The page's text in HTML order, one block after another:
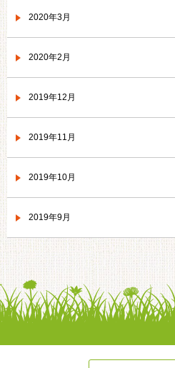
2020年3月
2020年2月
2019年12月
2019年11月
2019年10月
2019年9月